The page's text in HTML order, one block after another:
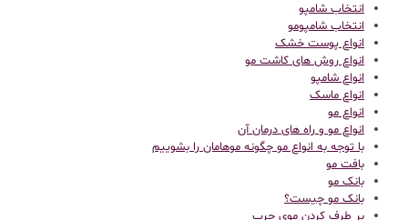
انتخاب شامپو
انتخاب شامپومو
انواع پوست خشک
انواع روش های کاشت مو
انواع شامپو
انواع ماسک
انواع مو
انواع مو و راه های درمان آن
با توجه به انواع مو چگونه موهامان را بشوییم
بافت مو
بانک مو
بانک مو چیست؟
بر طرف کردن موی چرب